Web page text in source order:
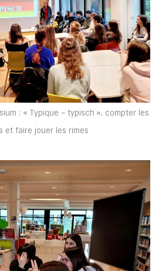
: « Typique – typisch », compter les
et faire jouer les rimes